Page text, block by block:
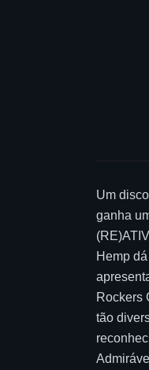
Um
ganha
Hemp
Rockers
tão